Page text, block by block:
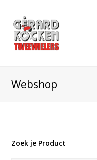
Webshop
Zoek je Product